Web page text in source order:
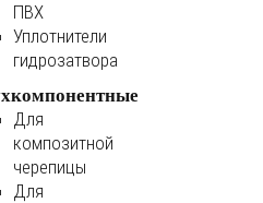
ПВХ
Уплотнители
гидрозатвора
Для
композитной
черепицы
Для